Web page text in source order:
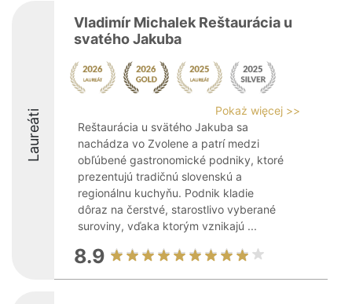
Laureáti
Vladimír Michalek Reštaurácia u
svatého Jakuba
Pokaż więcej >>
Reštaurácia u svätého Jakuba sa
nachádza vo Zvolene a patrí medzi
obľúbené gastronomické podniky, ktoré
prezentujú tradičnú slovenskú a
regionálnu kuchyňu. Podnik kladie
dôraz na čerstvé, starostlivo vyberané
suroviny, vďaka ktorým vznikajú ...
8.9